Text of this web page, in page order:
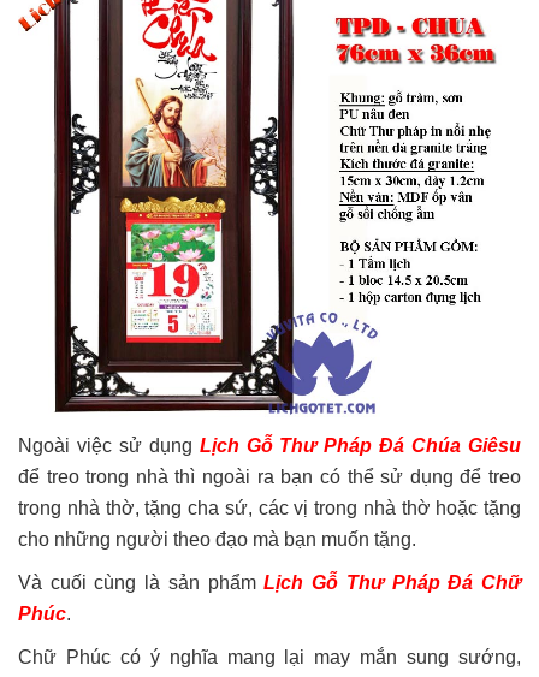
Ngoài việc sử dụng Lịch Gỗ Thư Pháp Đá Chúa Giêsu
để treo trong nhà thì ngoài ra bạn có thể sử dụng để treo
trong nhà thờ, tặng cha sứ, các vị trong nhà thờ hoặc tặng
cho những người theo đạo mà bạn muốn tặng.
Và cuối cùng là sản phẩmLịch Gỗ Thư Pháp Đá Chữ
Phúc.
Chữ Phúc có ý nghĩa mang lại may mắn sung sướng,